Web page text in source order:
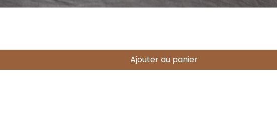
Ajouter au panier